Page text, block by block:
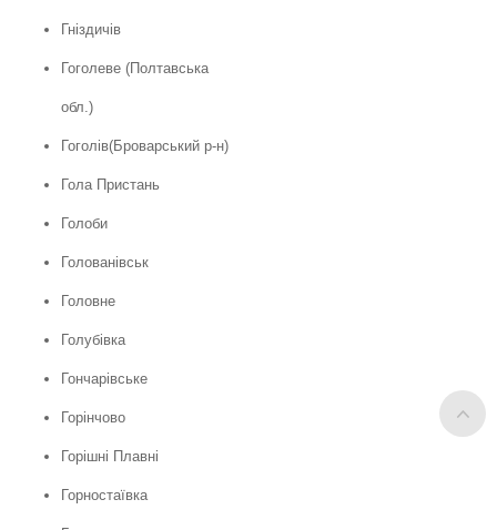
Гніздичів
Гоголеве (Полтавська
обл.)
Гоголів(Броварський р-н)
Гола Пристань
Голоби
Голованівськ
Головне
Голубівка
Гончарівське
Горінчово
Горішні Плавні
Горностаївка